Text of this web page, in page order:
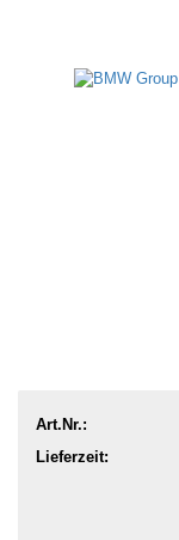
Art.Nr.:
Lieferzeit: